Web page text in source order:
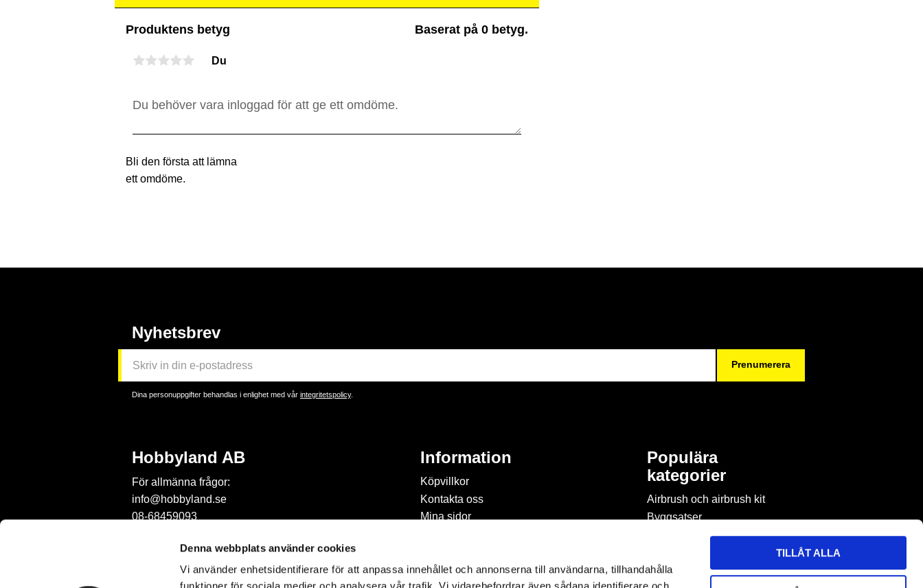
Denna webbplats använder cookies
Vi använder enhetsidentifierare för att anpassa innehållet och annonserna till användarna, tillhandahålla
TILLÅT ALLA
Produktens betyg Baserat på 0 betyg.
Du
Bli den första att lämna
ett omdöme.
Nyhetsbrev
Prenumerera
Dina personuppgifter behandlas i enlighet med vår integritetspolicy.
Hobbyland AB
För allmänna frågor:
info@hobbyland.se
08-68459093
order@hobbyland.se
08-68459093
Information
Köpvillkor
Kontakta oss
Mina sidor
cookies
Inspiration & Passion
Populära
kategorier
Airbrush och airbrush kit
Byggsatser
Böcker & tidningar om
Byggmaterial
Figurspel